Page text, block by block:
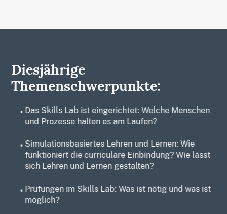
Apple
Diesjährige
Themenschwerpunkte:
⋅ Das Skills Lab ist eingerichtet: Welche Menschen
und Prozesse halten es am Laufen?
⋅ Simulationsbasiertes Lehren und Lernen: Wie
funktioniert die curriculare Einbindung? Wie lässt
sich Lehren und Lernen gestalten?
⋅ Prüfungen im Skills Lab: Was ist nötig und was ist
möglich?